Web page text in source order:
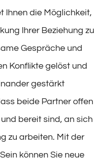
Ihnen die Möglichkeit,
Ihrer Beziehung zu
Gespräche und
Konflikte gelöst und
gestärkt
beide Partner offen
bereit sind, an sich
zu arbeiten. Mit der
können Sie neue